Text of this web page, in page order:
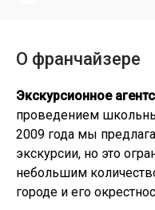
О франчайзере
Экскурсионное
проведением
2009 года мы
экскурсии, но это
небольшим
городе и его